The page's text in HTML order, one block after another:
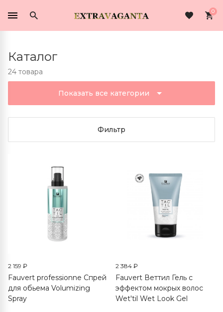
0
Каталог
24 товара
Показать все категории
Фильтр
2 159 ₽
Fauvert professionne Спрей
для обьема Volumizing
Spray
2 384 ₽
Fauvert Веттил Гель с
эффектом мокрых волос
Wet'til Wet Look Gel